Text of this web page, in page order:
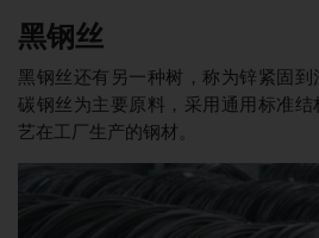
黑钢丝
黑钢丝还有另一种树，称为锌紧固
碳钢丝为主要原料，采用通用标准
艺在工厂生产的钢材。